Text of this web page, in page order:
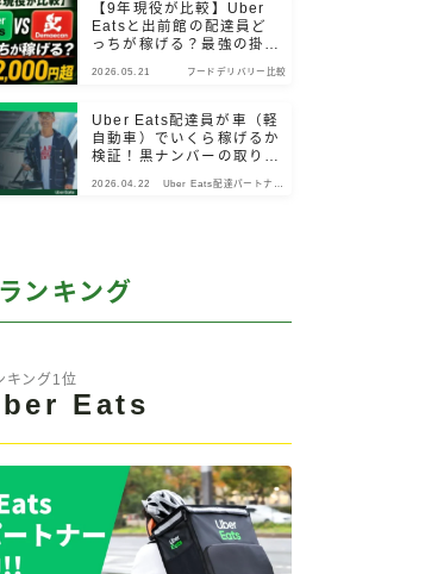
【9年現役が比較】Uber
Eatsと出前館の配達員ど
っちが稼げる？最強の掛け
2026.05.21 フードデリバリー比較
Uber Eats配達員が車（軽
自動車）でいくら稼げるか
検証！黒ナンバーの取り
2026.04.22
Uber Eats配達パートナー
ンキング
キング1位
Eats